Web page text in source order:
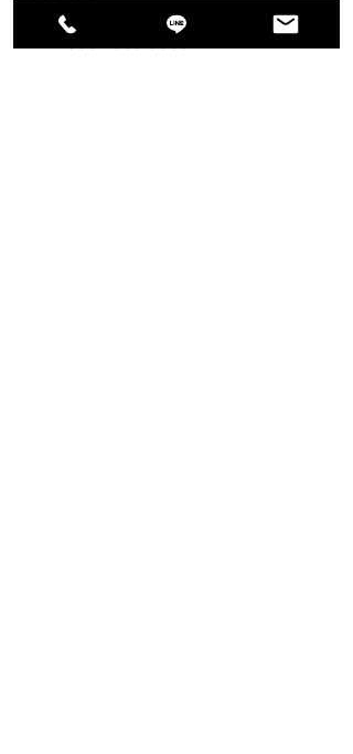
名古屋市北区金城町2丁目29－3